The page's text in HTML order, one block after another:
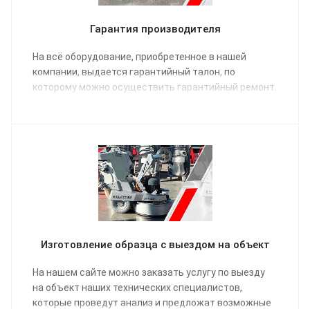
Гарантия производителя
На всё оборудование, приобретенное в нашей
компании, выдается гарантийный талон, по
которому можно осуществить гарантийный ремонт.
Изготовление образца с выездом на объект
На нашем сайте можно заказать услугу по выезду
на объект наших технических специалистов,
которые проведут анализ и предложат возможные